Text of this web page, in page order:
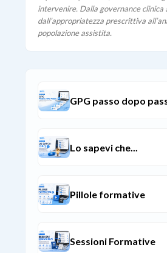
intervenire. Dalla governance clinica
dall’appropriatezza prescrittiva
popolazione assistita.
GPG passo dopo
Lo sapevi che...
Pillole formative
Sessioni Formative